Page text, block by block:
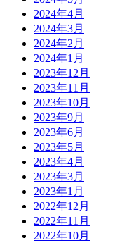
2024年4月
2024年3月
2024年2月
2024年1月
2023年12月
2023年11月
2023年10月
2023年9月
2023年6月
2023年5月
2023年4月
2023年3月
2023年1月
2022年12月
2022年11月
2022年10月